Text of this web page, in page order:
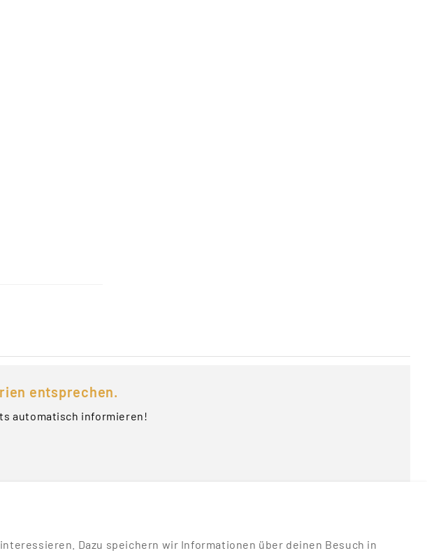
entsprechen.
automatisch informieren!
Dazu speichern wir Informationen über deinen Besuch in